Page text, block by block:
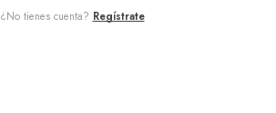
¿No tienes cuenta? Regístrate